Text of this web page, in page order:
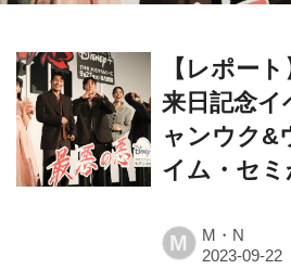
【レポー
来日記念
ャンウク&
イム・セミ
M M・N